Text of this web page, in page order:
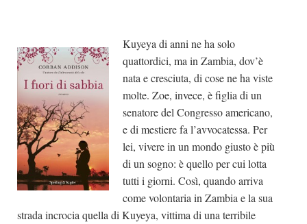
Archivio
Autori
Generi
Case editrici
Partnership
Giallo Stresa
Premio Chiara
Tabù Festival 2014
Kuyeya di anni ne ha solo
quattordici, ma in Zambia, dov’è
nata e cresciuta, di cose ne ha viste
molte. Zoe, invece, è figlia di un
senatore del Congresso americano,
e di mestiere fa l’avvocatessa. Per
lei, vivere in un mondo giusto è più
di un sogno: è quello per cui lotta
tutti i giorni. Così, quando arriva
come volontaria in Zambia e la sua
strada incrocia quella di Kuyeya, vittima di una terribile